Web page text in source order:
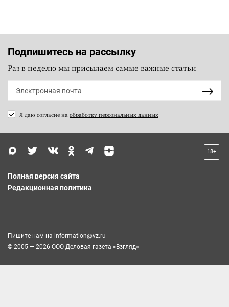
Подпишитесь на рассылку
Раз в неделю мы присылаем самые важные статьи
Я даю согласие на обработку персональных данных
18+
Полная версия сайта
Редакционная политика
Пишите нам на information@vz.ru
© 2005 — 2026 ООО Деловая газета «Взгляд»